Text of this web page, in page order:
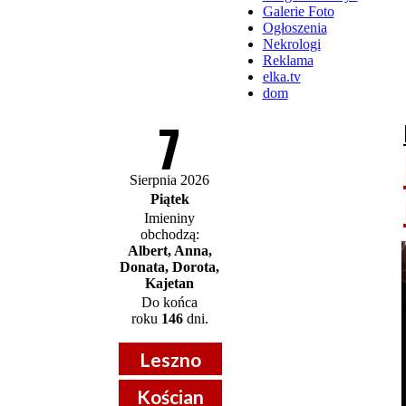
Galerie Foto
Ogłoszenia
Nekrologi
Reklama
elka.tv
dom
7
Sierpnia 2026
Piątek
Imieniny
obchodzą:
Albert, Anna,
Donata, Dorota,
Kajetan
Do końca
roku 146dni.
Leszno
Kościan